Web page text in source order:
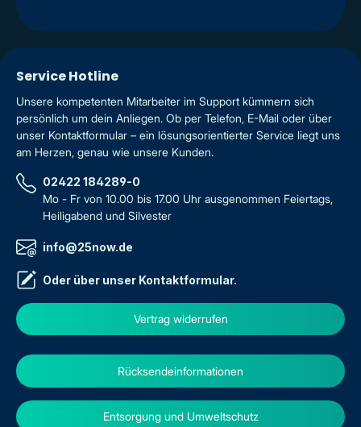
Service Hotline
Unsere kompetenten Mitarbeiter im Support kümmern sich
persönlich um dein Anliegen. Ob per Telefon, E-Mail oder über
unser Kontaktformular – ein lösungsorientierter Service liegt uns
am Herzen, genau wie unsere Kunden.
02422 184289-0
Mo - Fr von 10.00 bis 17.00 Uhr ausgenommen Feiertags,
Heiligabend und Silvester
info@25now.de
Oder über unser Kontaktformular.
Vertrag widerrufen
Rücksendeinformationen
Entsorgung und Umweltschutz